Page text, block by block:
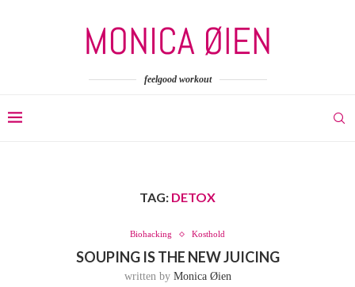
feelgood workout
TAG: DETOX
Biohacking Kosthold
SOUPING IS THE NEW JUICING
written by Monica Øien